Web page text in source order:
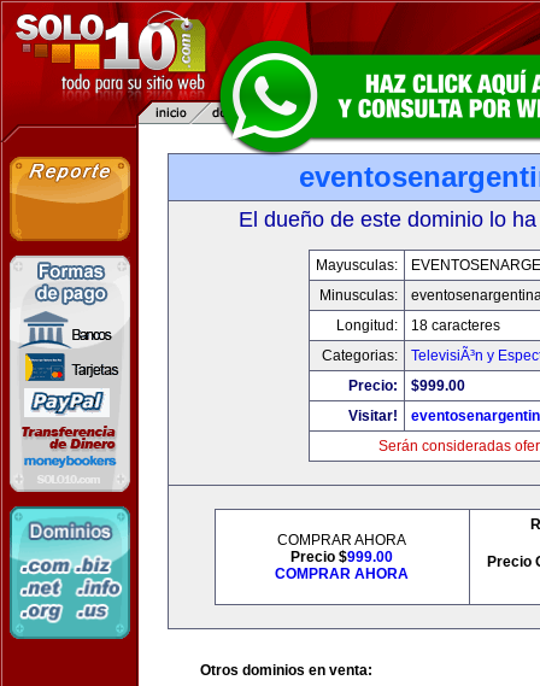
El dueño de este dominio lo
Mayusculas:
Minusculas:
Longitud:
18 caracteres
Categorias:
TelevisiÃ³n y
Precio:
$999.00
Visitar!
Serán consideradas
COMPRAR AHORA
Precio $999.00
COMPRAR AHORA
Precio
Otros dominios en venta: